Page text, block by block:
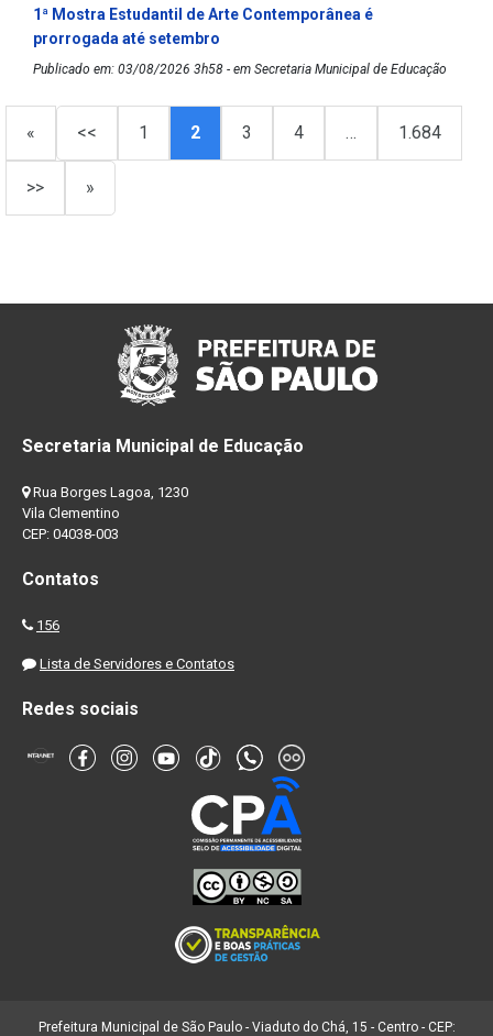
1ª Mostra Estudantil de Arte Contemporânea é
prorrogada até setembro
Publicado em: 03/08/2026 3h58 - em Secretaria Municipal de Educação
« << 1 2 3 4 … 1.684
>> »
Secretaria Municipal de Educação
Rua Borges Lagoa, 1230
Vila Clementino
CEP: 04038-003
Contatos
156
Lista de Servidores e Contatos
Redes sociais
Prefeitura Municipal de São Paulo - Viaduto do Chá, 15 - Centro - CEP: